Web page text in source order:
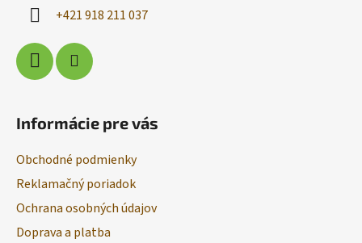
+421 918 211 037
Informácie pre vás
Obchodné podmienky
Reklamačný poriadok
Ochrana osobných údajov
Doprava a platba